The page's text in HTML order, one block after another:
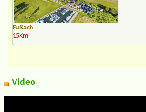
Fußach
15Km
Video